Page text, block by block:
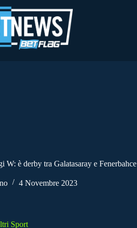
W: è derby tra Galatasaray e Fenerbahce
4 Novembre 2023
Sport